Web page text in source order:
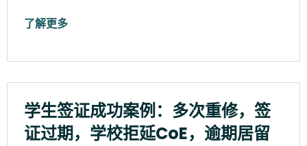
了解更多
学生签证成功案例：多次重修，签
证过期，学校拒延CoE，逾期居留